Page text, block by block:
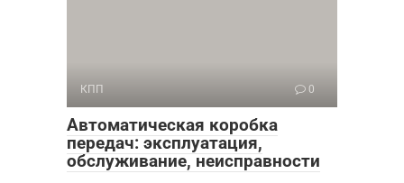
КПП 0
Автоматическая коробка
передач: эксплуатация,
обслуживание, неисправности